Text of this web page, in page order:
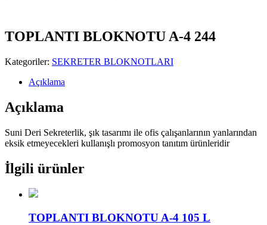
TOPLANTI BLOKNOTU A-4 244
Kategoriler: SEKRETER BLOKNOTLARI
Açıklama
Açıklama
Suni Deri Sekreterlik, şık tasarımı ile ofis çalışanlarının yanlarından
eksik etmeyecekleri kullanışlı promosyon tanıtım ürünleridir
İlgili ürünler
TOPLANTI BLOKNOTU A-4 105 L